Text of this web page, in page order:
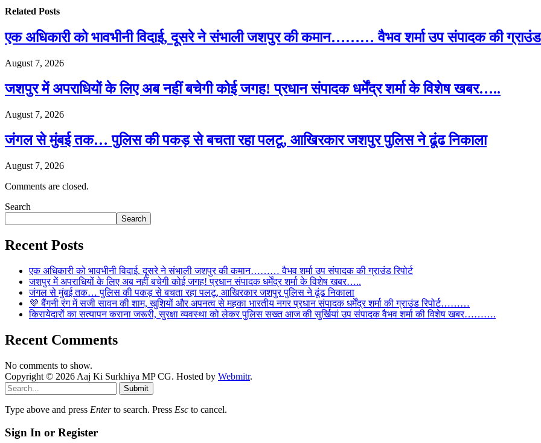
Related Posts
एक अधिकारी को भावभीनी विदाई, दूसरे ने संभाली जशपुर की कमान……… वैभव शर्मा उप संपादक की ग्राउंड
August 7, 2026
जशपुर में अपराधियों के लिए अब नहीं बचेगी कोई जगह! प्रधान संपादक धर्मेंद्र शर्मा के विशेष खबर…..
August 7, 2026
जंगल से मुंबई तक… पुलिस की पकड़ से बचता रहा पलटू, आखिरकार जशपुर पुलिस ने ढूंढ निकाला
August 7, 2026
Comments are closed.
Search
Search
Recent Posts
एक अधिकारी को भावभीनी विदाई, दूसरे ने संभाली जशपुर की कमान……… वैभव शर्मा उप संपादक की ग्राउंड रिपोर्ट
जशपुर में अपराधियों के लिए अब नहीं बचेगी कोई जगह! प्रधान संपादक धर्मेंद्र शर्मा के विशेष खबर…..
जंगल से मुंबई तक… पुलिस की पकड़ से बचता रहा पलटू, आखिरकार जशपुर पुलिस ने ढूंढ निकाला
💜 बैंगनी रंग में सजी सावन की शाम, खुशियों और अपनत्व से महका भारतीय नगर प्रधान संपादक धर्मेंद्र शर्मा की ग्राउंड रिपोर्ट………
किरायेदारों का सत्यापन कराना जरूरी, सुरक्षा व्यवस्था को लेकर पुलिस सख्त आज की सुर्खियां उप संपादक वैभव शर्मा की विशेष खबर……….
Recent Comments
No comments to show.
Copyright © 2026 Aaj Ki Surkhiya MP CG. Hosted by Webmitr.
Submit
Type above and press Enterto search. Press Esc to cancel.
Sign In or Register